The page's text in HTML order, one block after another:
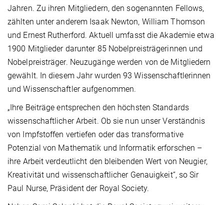
Jahren. Zu ihren Mitgliedern, den sogenannten Fellows,
zählten unter anderem Isaak Newton, William Thomson
und Ernest Rutherford. Aktuell umfasst die Akademie etwa
1900 Mitglieder darunter 85 Nobelpreisträgerinnen und
Nobelpreisträger. Neuzugänge werden von de Mitgliedern
gewählt. In diesem Jahr wurden 93 Wissenschaftlerinnen
und Wissenschaftler aufgenommen.
„Ihre Beiträge entsprechen den höchsten Standards
wissenschaftlicher Arbeit. Ob sie nun unser Verständnis
von Impfstoffen vertiefen oder das transformative
Potenzial von Mathematik und Informatik erforschen –
ihre Arbeit verdeutlicht den bleibenden Wert von Neugier,
Kreativität und wissenschaftlicher Genauigkeit“, so Sir
Paul Nurse, Präsident der Royal Society.